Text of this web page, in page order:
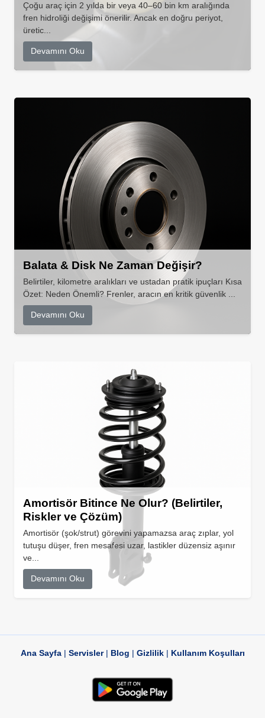
Çoğu araç için 2 yılda bir veya 40–60 bin km aralığında
fren hidroliği değişimi önerilir. Ancak en doğru periyot,
üretic...
Devamını Oku
Balata & Disk Ne Zaman Değişir?
Belirtiler, kilometre aralıkları ve ustadan pratik ipuçları Kısa
Özet: Neden Önemli? Frenler, aracın en kritik güvenlik ...
Devamını Oku
Amortisör Bitince Ne Olur? (Belirtiler,
Riskler ve Çözüm)
Amortisör (şok/strut) görevini yapamazsa araç zıplar, yol
tutuşu düşer, fren mesafesi uzar, lastikler düzensiz aşınır
ve...
Devamını Oku
Ana Sayfa| Servisler| Blog | Gizlilik| Kullanım Koşulları